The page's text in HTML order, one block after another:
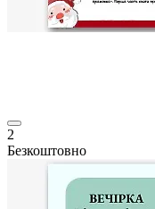
2
Безкоштовно